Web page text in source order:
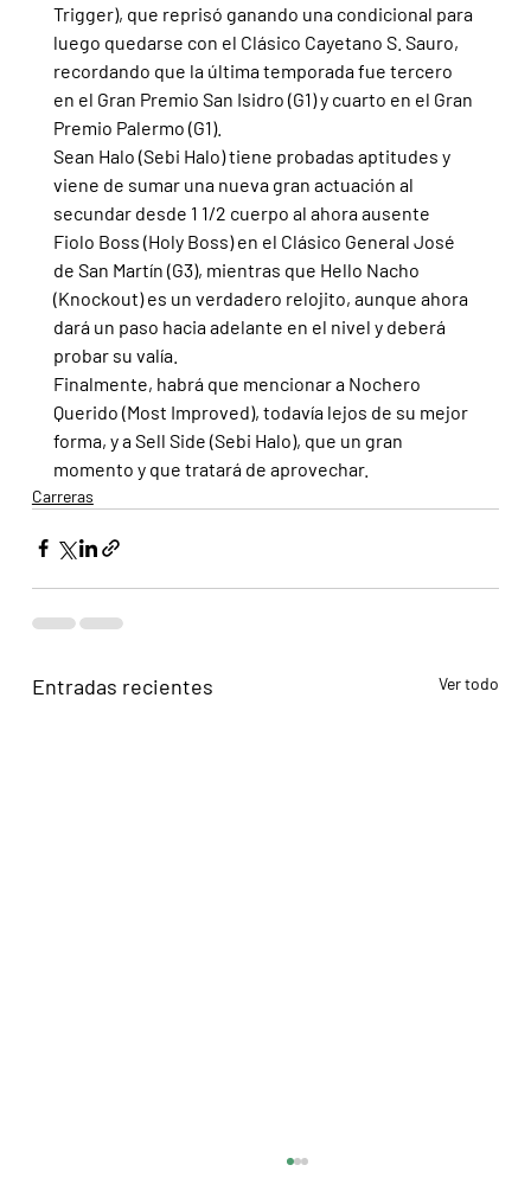
Trigger), que reprisó ganando una condicional para
luego quedarse con el Clásico Cayetano S. Sauro,
recordando que la última temporada fue tercero
en el Gran Premio San Isidro (G1) y cuarto en el Gran
Premio Palermo (G1).
Sean Halo (Sebi Halo) tiene probadas aptitudes y
viene de sumar una nueva gran actuación al
secundar desde 1 1/2 cuerpo al ahora ausente
Fiolo Boss (Holy Boss) en el Clásico General José
de San Martín (G3), mientras que Hello Nacho
(Knockout) es un verdadero relojito, aunque ahora
dará un paso hacia adelante en el nivel y deberá
probar su valía.
Finalmente, habrá que mencionar a Nochero
Querido (Most Improved), todavía lejos de su mejor
forma, y a Sell Side (Sebi Halo), que un gran
momento y que tratará de aprovechar.
Carreras
Entradas recientes Ver todo